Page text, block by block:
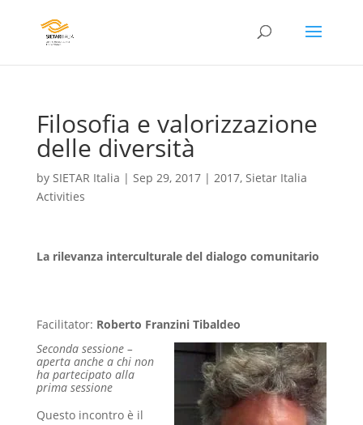
Filosofia e valorizzazione
delle diversità
by SIETAR Italia | Sep 29, 2017| 2017, Sietar Italia
Activities
La rilevanza interculturale del dialogo comunitario
Facilitator: Roberto Franzini Tibaldeo
Seconda sessione –
aperta anche a chi non
ha partecipato alla
prima sessione
Questo incontro è il